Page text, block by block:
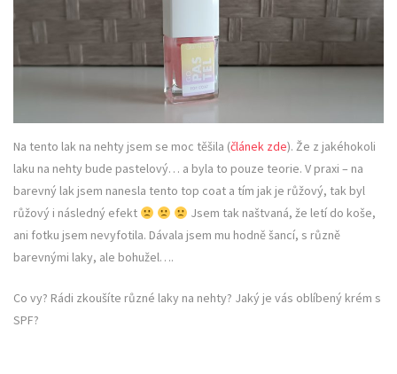
Na tento lak na nehty jsem se moc těšila (článek zde). Že z jakéhokoli
laku na nehty bude pastelový… a byla to pouze teorie. V praxi – na
barevný lak jsem nanesla tento top coat a tím jak je růžový, tak byl
růžový i následný efekt
Jsem tak naštvaná, že letí do koše,
ani fotku jsem nevyfotila. Dávala jsem mu hodně šancí, s různě
barevnými laky, ale bohužel….
Co vy? Rádi zkoušíte různé laky na nehty? Jaký je vás oblíbený krém s
SPF?